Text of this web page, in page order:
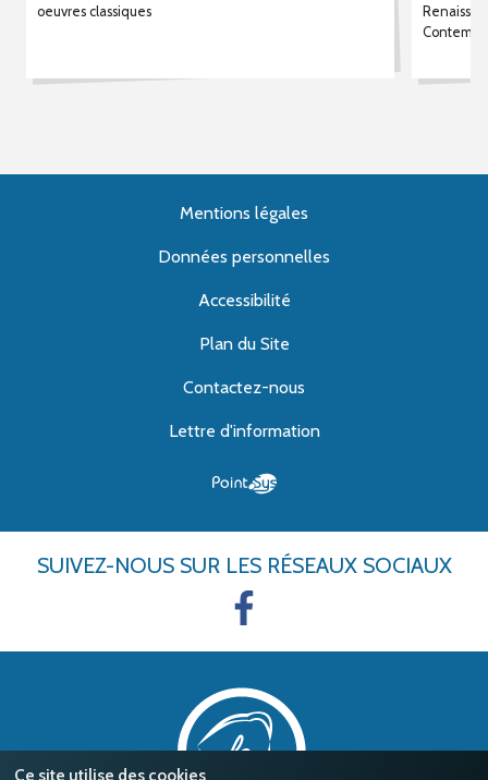
Ce site utilise des cookies
oeuvres classiques
Mentions légales
Données personnelles
Accessibilité
Plan du Site
Contactez-nous
Lettre d'information
SUIVEZ-NOUS SUR LES RÉSEAUX SOCIAUX